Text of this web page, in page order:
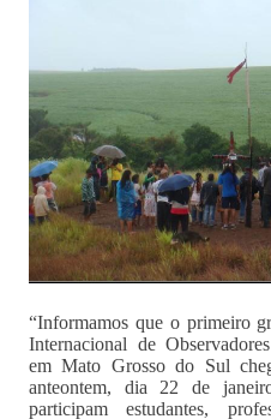
“Informamos que o primeiro
Internacional de
em Mato Grosso do Sul
anteontem, dia 22 de
participam estudantes,